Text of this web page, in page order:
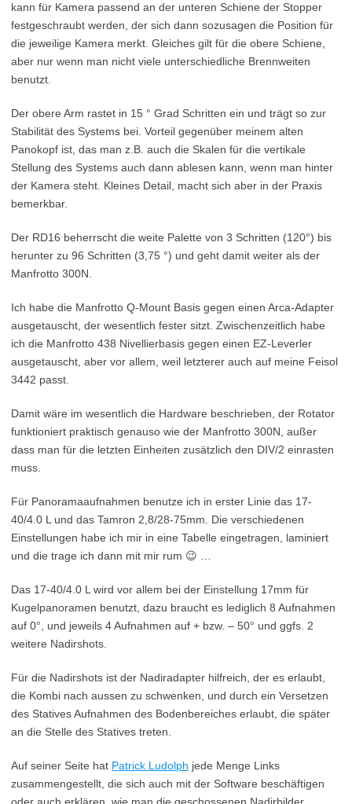
kann für Kamera passend an der unteren Schiene der Stopper
festgeschraubt werden, der sich dann sozusagen die Position für
die jeweilige Kamera merkt. Gleiches gilt für die obere Schiene,
aber nur wenn man nicht viele unterschiedliche Brennweiten
benutzt.
Der obere Arm rastet in 15 ° Grad Schritten ein und trägt so zur
Stabilität des Systems bei. Vorteil gegenüber meinem alten
Panokopf ist, das man z.B. auch die Skalen für die vertikale
Stellung des Systems auch dann ablesen kann, wenn man hinter
der Kamera steht. Kleines Detail, macht sich aber in der Praxis
bemerkbar.
Der RD16 beherrscht die weite Palette von 3 Schritten (120°) bis
herunter zu 96 Schritten (3,75 °) und geht damit weiter als der
Manfrotto 300N.
Ich habe die Manfrotto Q-Mount Basis gegen einen Arca-Adapter
ausgetauscht, der wesentlich fester sitzt. Zwischenzeitlich habe
ich die Manfrotto 438 Nivellierbasis gegen einen EZ-Leverler
ausgetauscht, aber vor allem, weil letzterer auch auf meine Feisol
3442 passt.
Damit wäre im wesentlich die Hardware beschrieben, der Rotator
funktioniert praktisch genauso wie der Manfrotto 300N, außer
dass man für die letzten Einheiten zusätzlich den DIV/2 einrasten
muss.
Für Panoramaaufnahmen benutze ich in erster Linie das 17-
40/4.0 L und das Tamron 2,8/28-75mm. Die verschiedenen
Einstellungen habe ich mir in eine Tabelle eingetragen, laminiert
und die trage ich dann mit mir rum 😉 …
Das 17-40/4.0 L wird vor allem bei der Einstellung 17mm für
Kugelpanoramen benutzt, dazu braucht es lediglich 8 Aufnahmen
auf 0°, und jeweils 4 Aufnahmen auf + bzw. – 50° und ggfs. 2
weitere Nadirshots.
Für die Nadirshots ist der Nadiradapter hilfreich, der es erlaubt,
die Kombi nach aussen zu schwenken, und durch ein Versetzen
des Statives Aufnahmen des Bodenbereiches erlaubt, die später
an die Stelle des Statives treten.
Auf seiner Seite hat Patrick Ludolph jede Menge Links
zusammengestellt, die sich auch mit der Software beschäftigen